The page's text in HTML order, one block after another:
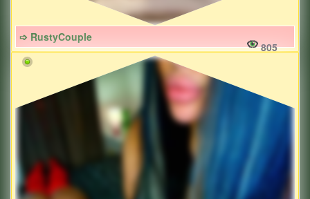
➩ RustyCouple
805